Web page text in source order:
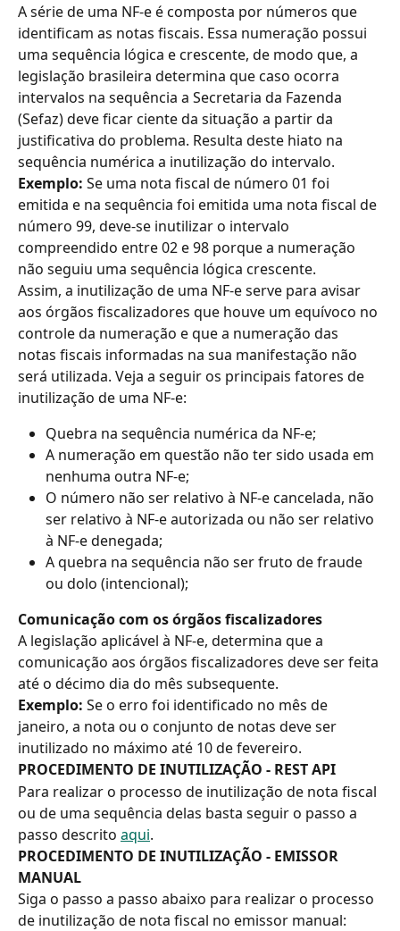
A série de uma NF-e é composta por números que
identificam as notas fiscais. Essa numeração possui
uma sequência lógica e crescente, de modo que, a
legislação brasileira determina que caso ocorra
intervalos na sequência a Secretaria da Fazenda
(Sefaz) deve ficar ciente da situação a partir da
justificativa do problema. Resulta deste hiato na
sequência numérica a inutilização do intervalo.
Exemplo: Se uma nota fiscal de número 01 foi
emitida e na sequência foi emitida uma nota fiscal de
número 99, deve-se inutilizar o intervalo
compreendido entre 02 e 98 porque a numeração
não seguiu uma sequência lógica crescente.
Assim, a inutilização de uma NF-e serve para avisar
aos órgãos fiscalizadores que houve um equívoco no
controle da numeração e que a numeração das
notas fiscais informadas na sua manifestação não
será utilizada. Veja a seguir os principais fatores de
inutilização de uma NF-e:
Quebra na sequência numérica da NF-e;
A numeração em questão não ter sido usada em
nenhuma outra NF-e;
O número não ser relativo à NF-e cancelada, não
ser relativo à NF-e autorizada ou não ser relativo
à NF-e denegada;
A quebra na sequência não ser fruto de fraude
ou dolo (intencional);
Comunicação com os órgãos fiscalizadores
A legislação aplicável à NF-e, determina que a
comunicação aos órgãos fiscalizadores deve ser feita
até o décimo dia do mês subsequente.
Exemplo: Se o erro foi identificado no mês de
janeiro, a nota ou o conjunto de notas deve ser
inutilizado no máximo até 10 de fevereiro.
PROCEDIMENTO DE INUTILIZAÇÃO - REST API
Para realizar o processo de inutilização de nota fiscal
ou de uma sequência delas basta seguir o passo a
passo descrito aqui.
PROCEDIMENTO DE INUTILIZAÇÃO - EMISSOR
MANUAL
Siga o passo a passo abaixo para realizar o processo
de inutilização de nota fiscal no emissor manual: